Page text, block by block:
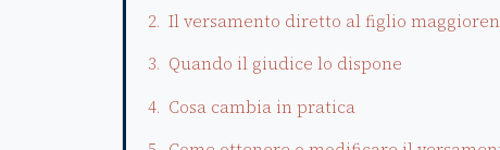
Il versamento diretto al figlio
Quando il giudice lo dispone
Cosa cambia in pratica